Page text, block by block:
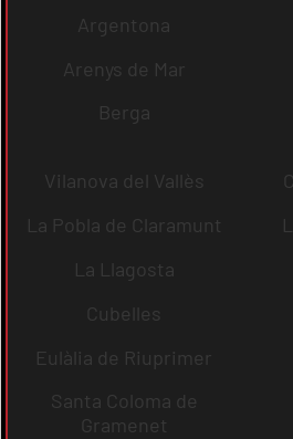
Argentona
Arenys de Mar
Berga
Vilanova del Vallès
La Pobla de Claramunt
La Llagosta
Cubelles
Eulàlia de Riuprimer
Santa Coloma de
Gramenet